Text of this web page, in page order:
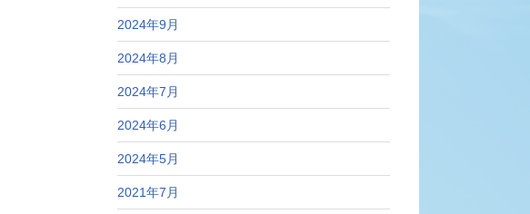
2024年9月
2024年8月
2024年7月
2024年6月
2024年5月
2021年7月